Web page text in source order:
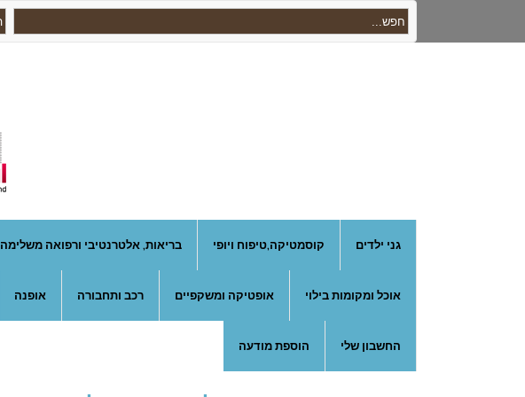
גני ילדים קוסמטיקה,טיפוח ויופי בריאות, אלטרנטיבי ורפואה משלימה
אוכל ומקומות בילוי אופטיקה ומשקפיים רכב ותחבורה אופנה
החשבון שלי הוספת מודעה